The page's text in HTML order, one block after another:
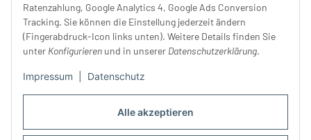
Alle akzeptieren
Ratenzahlung, Google Analytics 4, Google Ads Conversion
Tracking. Sie können die Einstellung jederzeit ändern
(Fingerabdruck-Icon links unten). Weitere Details finden Sie
unter Konfigurieren und in unserer Datenschutzerklärung.
Impressum Datenschutz
Rechtliches